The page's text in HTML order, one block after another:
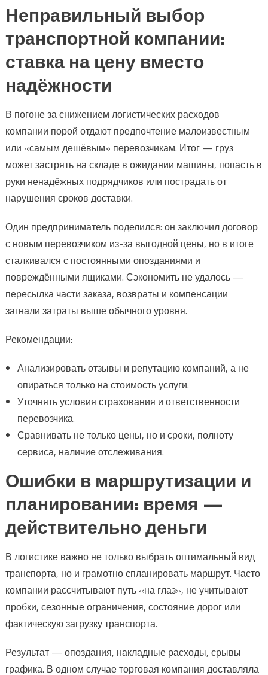
Неправильный выбор
транспортной компании:
ставка на цену вместо
надёжности
В погоне за снижением логистических расходов
компании порой отдают предпочтение малоизвестным
или «самым дешёвым» перевозчикам. Итог — груз
может застрять на складе в ожидании машины, попасть в
руки ненадёжных подрядчиков или пострадать от
нарушения сроков доставки.
Один предприниматель поделился: он заключил договор
с новым перевозчиком из-за выгодной цены, но в итоге
сталкивался с постоянными опозданиями и
повреждёнными ящиками. Сэкономить не удалось —
пересылка части заказа, возвраты и компенсации
загнали затраты выше обычного уровня.
Рекомендации:
Анализировать отзывы и репутацию компаний, а не
опираться только на стоимость услуги.
Уточнять условия страхования и ответственности
перевозчика.
Сравнивать не только цены, но и сроки, полноту
сервиса, наличие отслеживания.
Ошибки в маршрутизации и
планировании: время —
действительно деньги
В логистике важно не только выбрать оптимальный вид
транспорта, но и грамотно спланировать маршрут. Часто
компании рассчитывают путь «на глаз», не учитывают
пробки, сезонные ограничения, состояние дорог или
фактическую загрузку транспорта.
Результат — опоздания, накладные расходы, срывы
графика. В одном случае торговая компания доставляла